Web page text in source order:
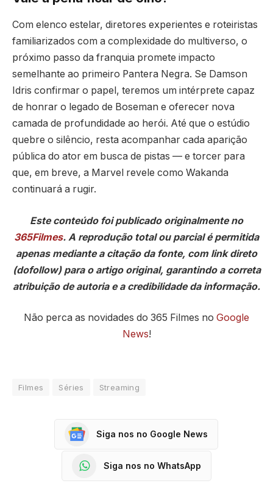
Com elenco estelar, diretores experientes e roteiristas
familiarizados com a complexidade do multiverso, o
próximo passo da franquia promete impacto
semelhante ao primeiro Pantera Negra. Se Damson
Idris confirmar o papel, teremos um intérprete capaz
de honrar o legado de Boseman e oferecer nova
camada de profundidade ao herói. Até que o estúdio
quebre o silêncio, resta acompanhar cada aparição
pública do ator em busca de pistas — e torcer para
que, em breve, a Marvel revele como Wakanda
continuará a rugir.
Este conteúdo foi publicado originalmente no
365Filmes. A reprodução total ou parcial é permitida
apenas mediante a citação da fonte, com link direto
(dofollow) para o artigo original, garantindo a correta
atribuição de autoria e a credibilidade da informação.
Não perca as novidades do 365 Filmes no Google
News!
Filmes Séries Streaming
Siga nos no Google News
Siga nos no WhatsApp